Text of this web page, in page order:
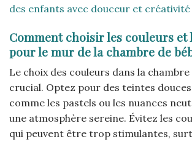
des enfants avec douceur et créativité
Comment choisir les couleurs et
pour le mur de la chambre de
Le choix des couleurs dans la chambre
crucial. Optez pour des teintes
comme les pastels ou les nuances
une atmosphère sereine. Évitez les
qui peuvent être trop stimulantes,